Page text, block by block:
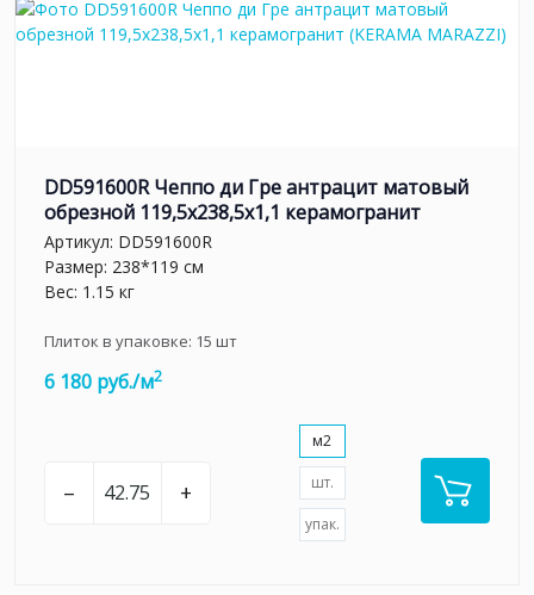
DD591600R Чеппо ди Гре антрацит матовый
обрезной 119,5x238,5x1,1 керамогранит
Артикул: DD591600R
Размер: 238*119 см
Вес: 1.15 кг
Плиток в упаковке: 15 шт
6 180 руб./м2
– +
м2
шт.
упак.